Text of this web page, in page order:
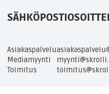
Asiakaspalvelu
Mediamyynti
Toimitus